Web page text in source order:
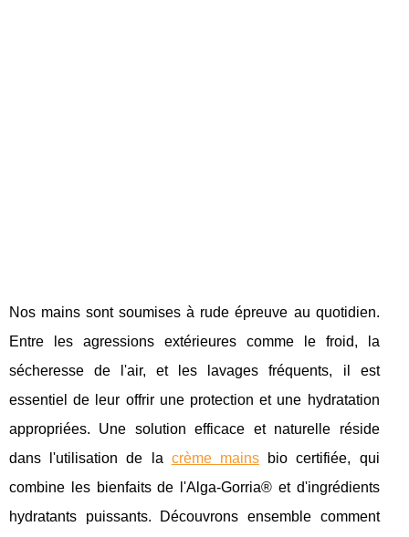
Nos mains sont soumises à rude épreuve au quotidien.
Entre les agressions extérieures comme le froid, la
sécheresse de l'air, et les lavages fréquents, il est
essentiel de leur offrir une protection et une hydratation
appropriées. Une solution efficace et naturelle réside
dans l'utilisation de la crème mains bio certifiée, qui
combine les bienfaits de l'Alga-Gorria® et d'ingrédients
hydratants puissants. Découvrons ensemble comment